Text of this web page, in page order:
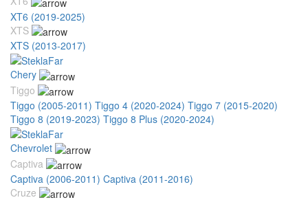
XT6 (2019-2025)
XTS
XTS (2013-2017)
Chery
Tiggo
Tiggo (2005-2011) Tiggo 4 (2020-2024) Tiggo 7 (2015-2020)
Tiggo 8 (2019-2023) Tiggo 8 Plus (2020-2024)
Chevrolet
Captiva
Captiva (2006-2011) Captiva (2011-2016)
Cruze